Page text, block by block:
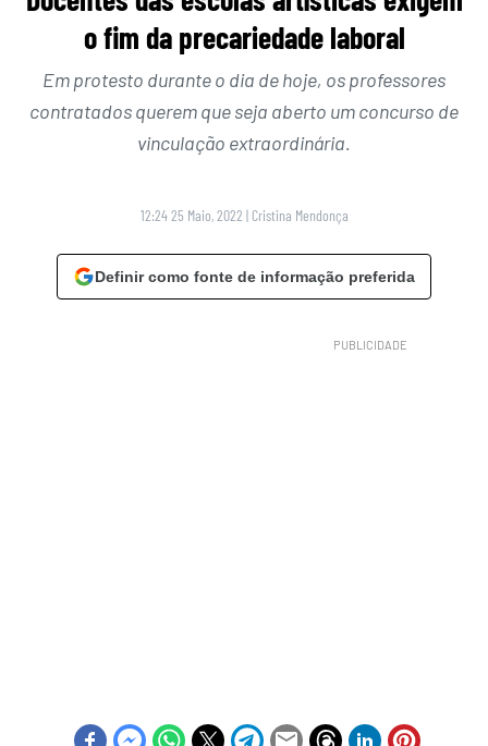
o fim da precariedade laboral
Em protesto durante o dia de hoje, os professores
contratados querem que seja aberto um concurso de
vinculação extraordinária.
12:24 25 Maio, 2022 | Cristina Mendonça
Definir como fonte de informação preferida